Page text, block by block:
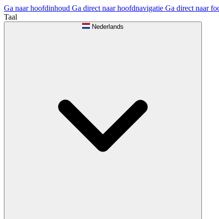
Ga naar hoofdinhoud Ga direct naar hoofdnavigatie Ga direct naar
Taal
Nederlands